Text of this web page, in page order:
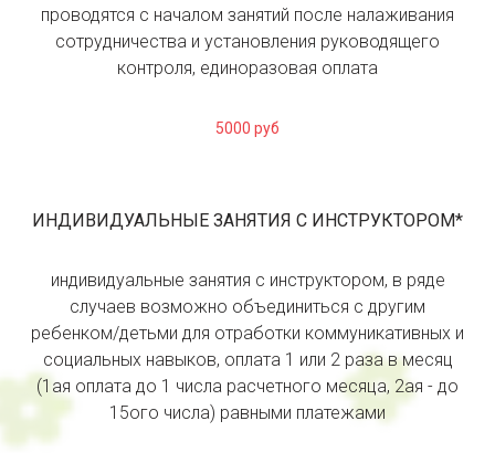
проводятся с началом занятий после налаживания
сотрудничества и установления руководящего
контроля, единоразовая оплата
5000 руб
ИНДИВИДУАЛЬНЫЕ ЗАНЯТИЯ С ИНСТРУКТОРОМ*
индивидуальные занятия с инструктором, в ряде
случаев возможно объединиться с другим
ребенком/детьми для отработки коммуникативных и
социальных навыков, оплата 1 или 2 раза в месяц
(1ая оплата до 1 числа расчетного месяца, 2ая - до
15ого числа) равными платежами